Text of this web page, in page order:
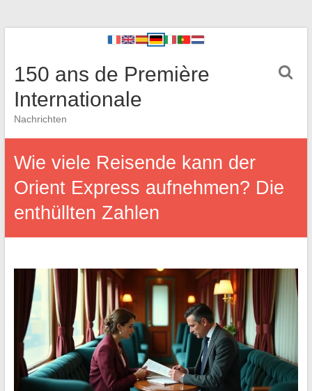
150 ans de Première
Internationale
Nachrichten
Wie viele Reisende kann der
Orient Express aufnehmen? Die
enthüllten Zahlen